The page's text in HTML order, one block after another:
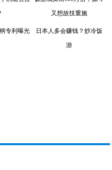
专利曝光
日本人多会赚钱？炒冷饭
游